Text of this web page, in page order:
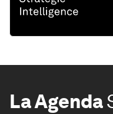
La Agenda